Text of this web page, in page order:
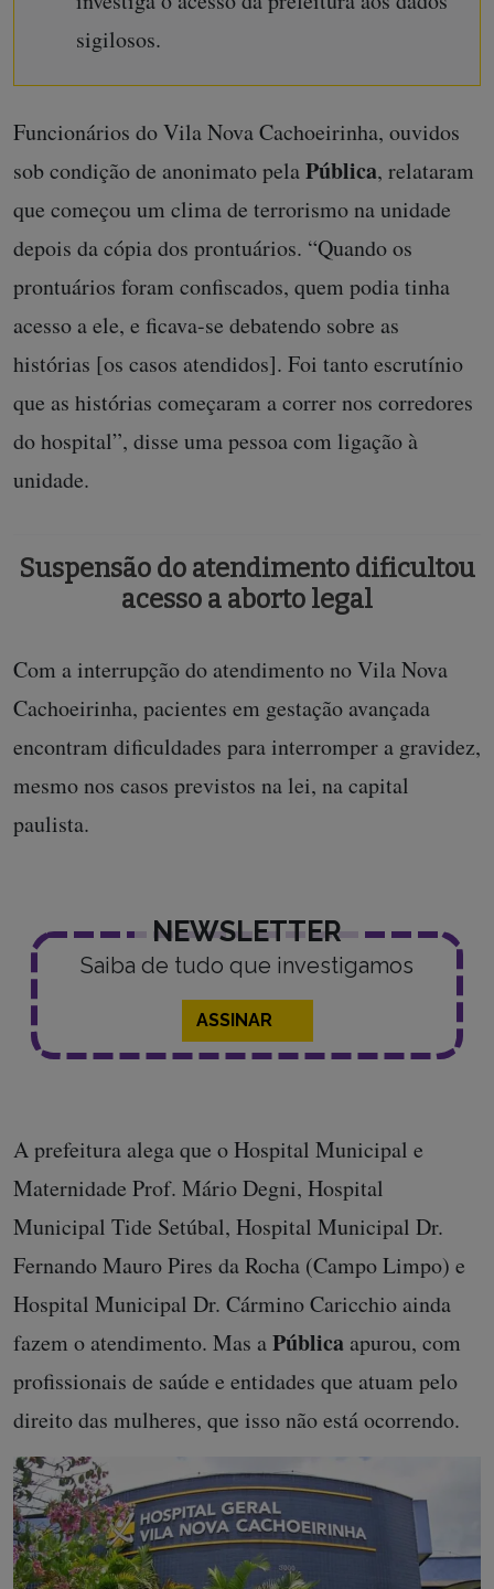
sigilosos.
Funcionários do Vila Nova Cachoeirinha, ouvidos
sob condição de anonimato pelaPública, relataram
que começou um clima de terrorismo na unidade
depois da cópia dos prontuários. “Quando os
prontuários foram confiscados, quem podia tinha
acesso a ele, e ficava-se debatendo sobre as
histórias [os casos atendidos]. Foi tanto escrutínio
que as histórias começaram a correr nos corredores
do hospital”, disse uma pessoa com ligação à
unidade.
Suspensão do atendimento dificultou
acesso a aborto legal
Com a interrupção do atendimento no Vila Nova
Cachoeirinha, pacientes em gestação avançada
encontram dificuldades para interromper a gravidez,
mesmo nos casos previstos na lei, na capital
paulista.
NEWSLETTER
Saiba de tudo que investigamos
ASSINAR
A prefeitura alega que o Hospital Municipal e
Maternidade Prof. Mário Degni, Hospital
Municipal Tide Setúbal, Hospital Municipal Dr.
Fernando Mauro Pires da Rocha (Campo Limpo) e
Hospital Municipal Dr. Cármino Caricchio ainda
fazem o atendimento. Mas aPública apurou, com
profissionais de saúde e entidades que atuam pelo
direito das mulheres, que isso não está ocorrendo.